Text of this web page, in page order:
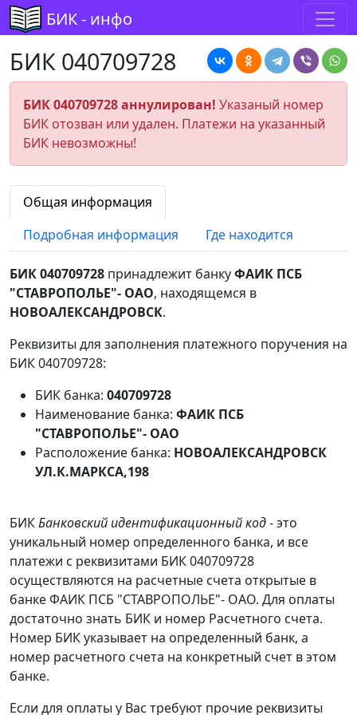
БИК - инфо
БИК 040709728
БИК 040709728 аннулирован! Указаный номер
БИК отозван или удален. Платежи на указанный
БИК невозможны!
Общая информация
Подробная информация
Где находится
БИК 040709728 принадлежит банкуФАИК ПСБ
"СТАВРОПОЛЬЕ"- ОАО, находящемся в
НОВОАЛЕКСАНДРОВСК.
Реквизиты для заполнения платежного поручения на
БИК 040709728:
БИК банка: 040709728
Наименование банка: ФАИК ПСБ
"СТАВРОПОЛЬЕ"- ОАО
Расположение банка: НОВОАЛЕКСАНДРОВСК
УЛ.К.МАРКСА,198
БИКБанковский идентификационный код- это
уникальный номер определенного банка, и все
платежи с реквизитами БИК 040709728
осуществляются на расчетные счета открытые в
банке ФАИК ПСБ "СТАВРОПОЛЬЕ"- ОАО. Для оплаты
достаточно знать БИК и номер Расчетного счета.
Номер БИК указывает на определенный банк, а
номер расчетного счета на конкретный счет в этом
банке.
Если для оплаты у Вас требуют прочие реквизиты